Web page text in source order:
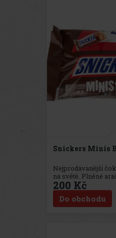
Snickers Minis
Nejprodávanější
na světě. Plněné
nugátem a zalité
čokoládou:
200 Kč
Do obchodu